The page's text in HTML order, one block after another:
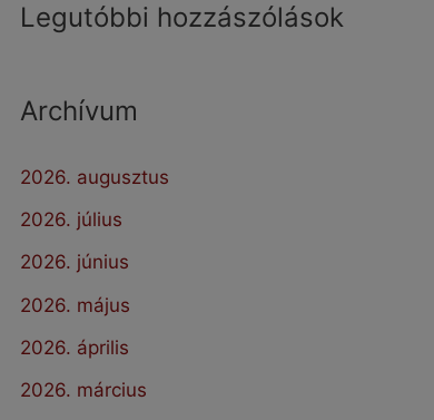
Legutóbbi hozzászólások
Archívum
2026. augusztus
2026. július
2026. június
2026. május
2026. április
2026. március